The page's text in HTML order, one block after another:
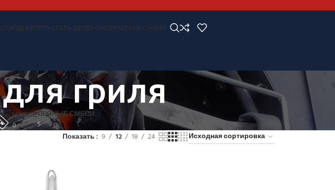
ГДЕ КУПИТЬСТАТЬ ДИЛЕРОМСВЯЗАТЬСЯ С НАМИ
гриля
НОВОЕ
0
ПРЯНЫЕ СМЕСИ
5
Показать 9 12 18 24